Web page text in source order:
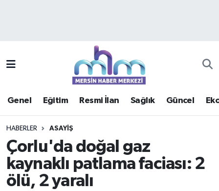
Genel Eğitim Resmi İlan Sağlık Güncel
HABERLER ASAYIŞ
Çorlu'da doğal gaz
kaynaklı patlama faciası: 2
ölü, 2 yaralı
Güncel
Haberde insan
Mersin Trafik Yoğunluk Haritası
Süper Lig Puan Durumu ve Fikstür
Haber Arşivi